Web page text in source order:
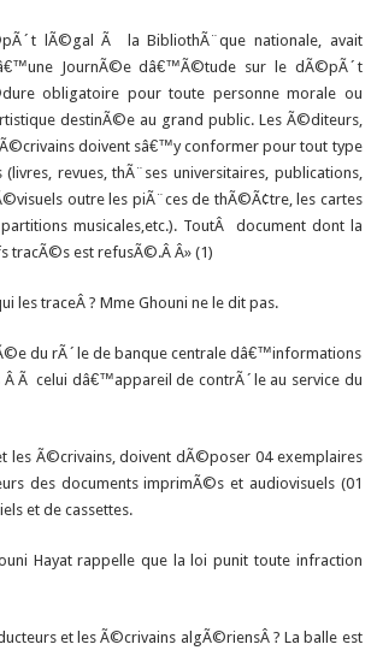
lÃ©gal Ã la BibliothÃ¨que nationale, avait
JournÃ©e dâ€™Ã©tude sur le dÃ©pÃ´t
obligatoire pour toute personne morale ou
destinÃ©e au grand public. Les Ã©diteurs,
doivent sâ€™y conformer pour tout type
revues, thÃ¨ses universitaires, publications,
outre les piÃ¨ces de thÃ©Ã¢tre, les cartes
musicales,etc.). ToutÂ document dont la
tracÃ©s est refusÃ©.Â Â» (1)
les traceÂ ? Mme Ghouni ne le dit pas.
du rÃ´le de banque centrale dâ€™informations
Ã celui dâ€™appareil de contrÃ´le au service du
les Ã©crivains, doivent dÃ©poser 04 exemplaires
des documents imprimÃ©s et audiovisuels (01
et de cassettes.
Hayat rappelle que la loi punit toute infraction
et les Ã©crivains algÃ©riensÂ ? La balle est